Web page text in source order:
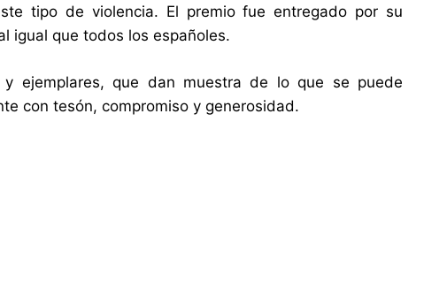
tipo de violencia. El premio fue entregado por su
igual que todos los españoles.
ejemplares, que dan muestra de lo que se puede
con tesón, compromiso y generosidad.